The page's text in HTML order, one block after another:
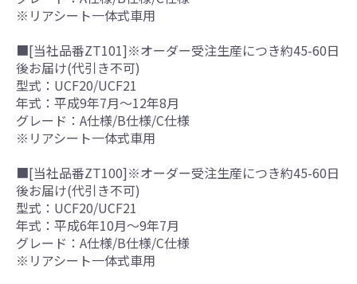
※リアシート一体式車用
■[当社品番ZT101]※オーダー受注生産につき約45-60日
後お届け(代引き不可)
型式：UCF20/UCF21
年式：平成9年7月～12年8月
グレード：A仕様/B仕様/C仕様
※リアシート一体式車用
■[当社品番ZT100]※オーダー受注生産につき約45-60日
後お届け(代引き不可)
型式：UCF20/UCF21
年式：平成6年10月～9年7月
グレード：A仕様/B仕様/C仕様
※リアシート一体式車用